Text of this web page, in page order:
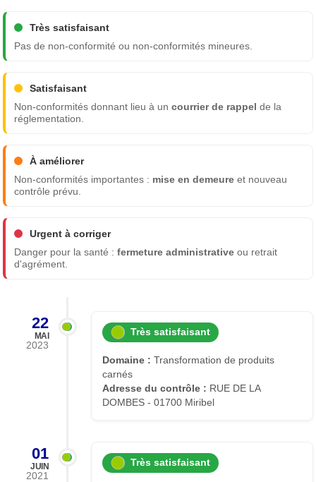
Très satisfaisant
Pas de non-conformité ou non-conformités mineures.
Satisfaisant
Non-conformités donnant lieu à uncourrier de rappel de la
réglementation.
À améliorer
Non-conformités importantes : mise en demeure et nouveau
contrôle prévu.
Urgent à corriger
Danger pour la santé :fermeture administrative ou retrait
d'agrément.
22
MAI
2023
Très satisfaisant
Domaine : Transformation de produits
carnés
Adresse du contrôle : RUE DE LA
DOMBES - 01700 Miribel
01
JUIN
2021
Très satisfaisant